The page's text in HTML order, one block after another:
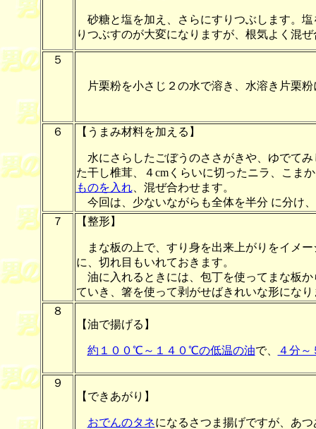
砂糖と塩を加え、さらにすりつぶします。
りつぶすのが大変になりますが、根気よく混
５
片栗粉を小さじ２の水で溶き、水溶き片栗
６ 【うまみ材料を加える】
水にさらしたごぼうのささがきや、ゆでて
た干し椎茸、４cmくらいに切ったニラ、こま
ものを入れ、混ぜ合わせます。
今回は、少ないながらも全体を半分 に分け
７
【整形】
まな板の上で、すり身を出来上がりをイメ
に、切れ目もいれておきます。
油に入れるときには、包丁を使ってまな板
ていき、箸を使って剥がせばきれいな形になり
８
【油で揚げる】
約１００℃～１４０℃の低温の油で、 ４分～
９
【できあがり】
おでんのタネになるさつま揚げですが、あ